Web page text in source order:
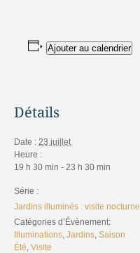
Ajouter au calendrier
Détails
Date : 23 juillet
Heure :
19 h 30 min - 23 h 30 min
Série :
Jardins illuminés : visite nocturne
Catégories d’Évènement:
Illuminations Jardins Saison
Été Visite